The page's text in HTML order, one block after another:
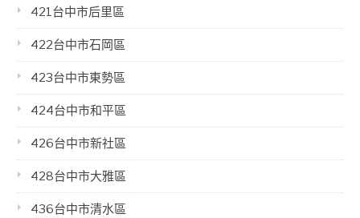
421台中市后里區
422台中市石岡區
423台中市東勢區
424台中市和平區
426台中市新社區
428台中市大雅區
436台中市清水區